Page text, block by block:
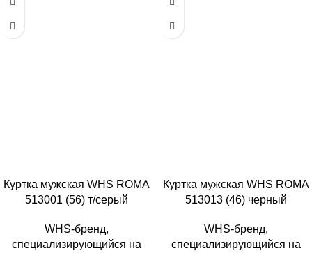
Куртка мужская WHS ROMA
513001 (56) т/серый
WHS-бренд,
специализирующийся на
Куртка мужская WHS ROMA
513013 (46) черный
WHS-бренд,
специализирующийся на